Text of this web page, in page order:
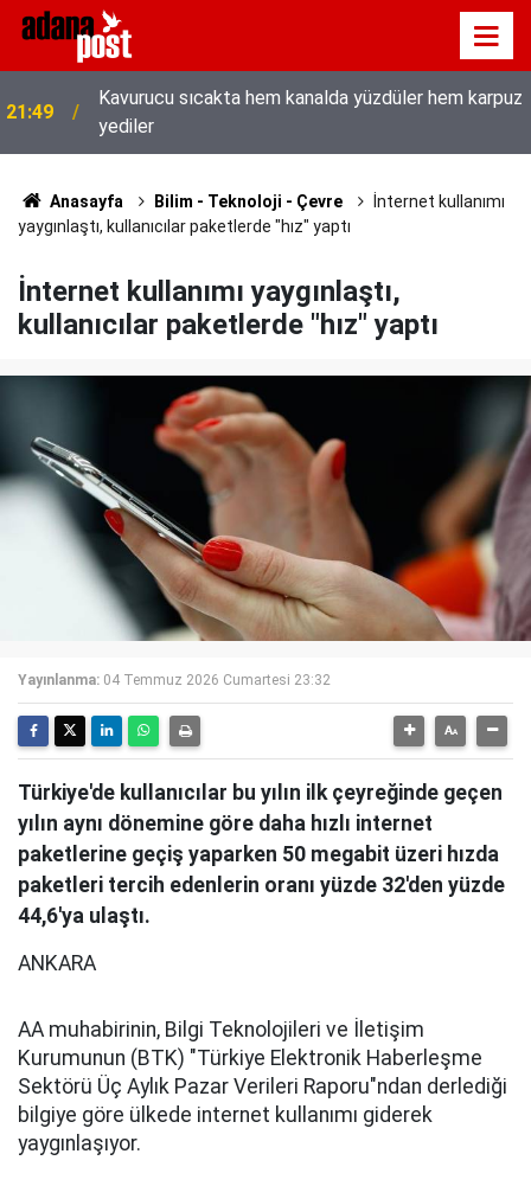
21:49
Kavurucu sıcakta hem kanalda yüzdüler hem karpuz
yediler
Anasayfa Bilim - Teknoloji - Çevre
İnternet kullanımı
yaygınlaştı, kullanıcılar paketlerde "hız" yaptı
İnternet kullanımı yaygınlaştı,
kullanıcılar paketlerde "hız" yaptı
Yayınlanma: 04 Temmuz 2026 Cumartesi 23:32
Türkiye'de kullanıcılar bu yılın ilk çeyreğinde geçen
yılın aynı dönemine göre daha hızlı internet
paketlerine geçiş yaparken 50 megabit üzeri hızda
paketleri tercih edenlerin oranı yüzde 32'den yüzde
44,6'ya ulaştı.
ANKARA
AA muhabirinin, Bilgi Teknolojileri ve İletişim
Kurumunun (BTK) "Türkiye Elektronik Haberleşme
Sektörü Üç Aylık Pazar Verileri Raporu"ndan derlediği
bilgiye göre ülkede internet kullanımı giderek
yaygınlaşıyor.